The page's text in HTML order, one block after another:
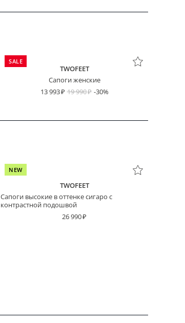
SALE
TWOFEET
Сапоги женские
13 993
19 990 -30%
NEW
TWOFEET
Cапоги высокие в оттенке сигаро с
контрастной подошвой
26 990